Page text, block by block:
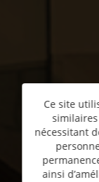
Ce site
nécessitant
ainsi